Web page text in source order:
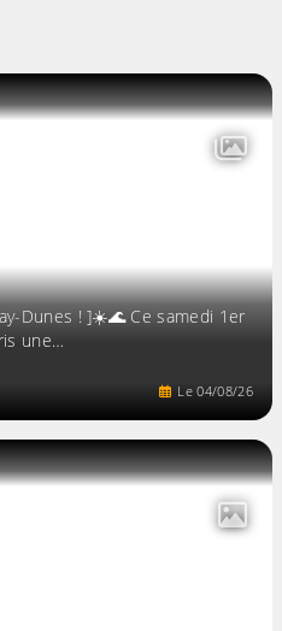
Dunes ! ]☀️🌊 Ce samedi 1er
une…
Le04/08/26